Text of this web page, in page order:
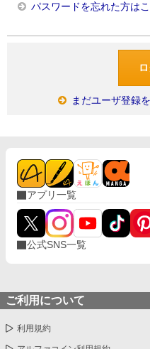
パスワードを忘れた方は
まだユーザ登録
アプリ一覧
公式SNS一覧
ご利用について
利用規約